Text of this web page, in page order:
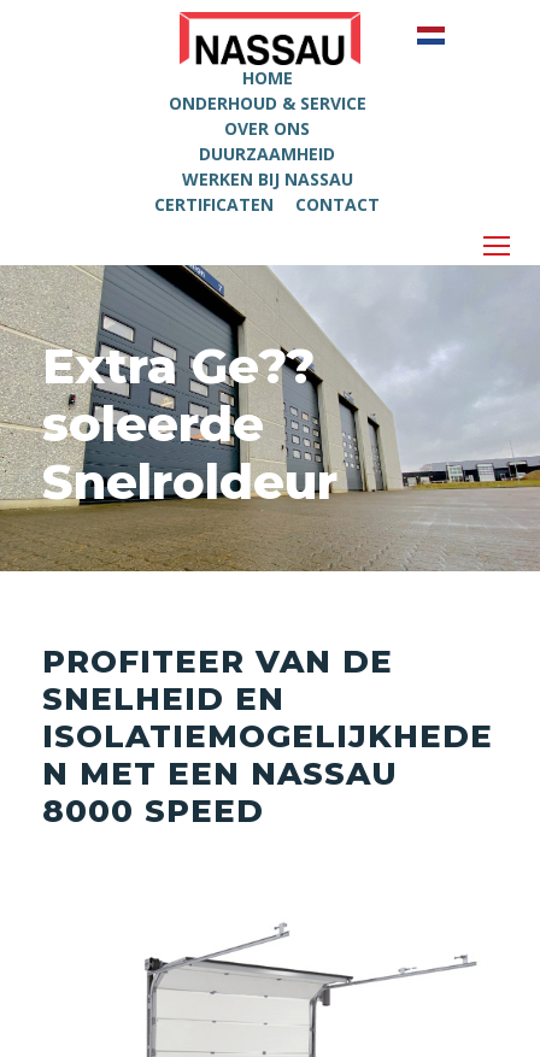
HOME
ONDERHOUD & SERVICE
OVER ONS
DUURZAAMHEID
WERKEN BIJ NASSAU
CERTIFICATEN
CONTACT
Extra Ge??
soleerde
Snelroldeur
PROFITEER VAN DE
SNELHEID EN
ISOLATIEMOGELIJKHEDE
N MET EEN NASSAU
8000 SPEED